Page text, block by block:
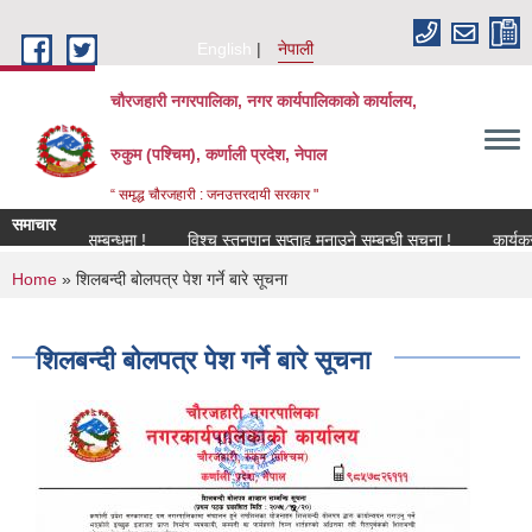
English
नेपाली
चौरजहारी नगरपालिका, नगर कार्यपालिकाको कार्यालय,
रुकुम (पश्चिम), कर्णाली प्रदेश, नेपाल
“ समृद्ध चौरजहारी : जनउत्तरदायी सरकार "
समाचार
सम्बन्धमा !
विश्च स्तनपान सप्ताह मनाउने सम्बन्धी सूचना !
You are here
Home » शिलबन्दी बोलपत्र पेश गर्ने बारे सूचना
शिलबन्दी बोलपत्र पेश गर्ने बारे सूचना